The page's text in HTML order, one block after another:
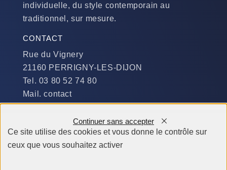
individuelle, du style contemporain au
traditionnel, sur mesure.
CONTACT
Rue du Vignery
21160 PERRIGNY-LES-DIJON
Tel. 03 80 52 74 80
Mail. contact
Du Lundi au Jeudi :
​de 9 h à 12 h et de 14 h à 19 h
Ce site utilise des cookies et vous donne le contrôle sur
ceux que vous souhaitez activer
Continuer sans accepter